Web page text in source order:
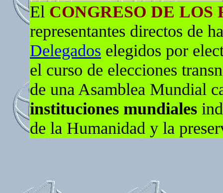
El CONGRESO DE LOS
representantes directos de
Delegados elegidos por
el curso de elecciones
de una Asamblea Mundial
instituciones mundiales
de la Humanidad y la